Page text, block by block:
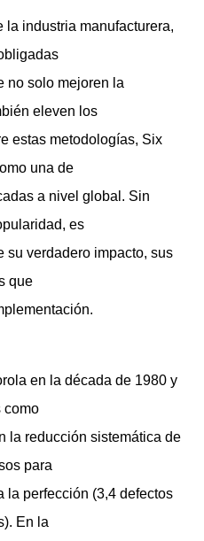
la industria manufacturera,
no solo mejoren la
eleven los
estas metodologías, Six
una de
a nivel global. Sin
es
su verdadero impacto, sus
que
en la década de 1980 y
como
la reducción sistemática de
para
la perfección (3,4 defectos
En la